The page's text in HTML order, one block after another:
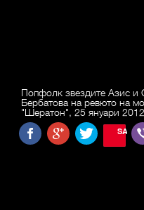
Попфолк звездите Азис
Бербатова на ревюто на
"Шератон", 25 януари
SAVE